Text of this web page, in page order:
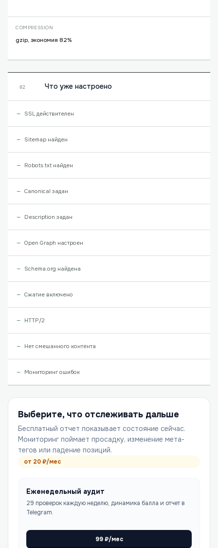
COMPRESSION
gzip, экономия 82%
02 Что уже настроено
SSL действителен
Sitemap найден
Robots.txt найден
Canonical задан
Description задан
Open Graph настроен
Schema.org найдена
Сжатие включено
HTTP/2
Нет смешанного контента
Мониторинг ошибок
Выберите, что отслеживать дальше
Бесплатный отчет показывает состояние сейчас.
Мониторинг поймает просадку, изменение мета-
тегов или падение позиций.
от 20₽/мес
Еженедельный аудит
29 проверок каждую неделю, динамика балла и отчет в
Telegram.
99₽/мес